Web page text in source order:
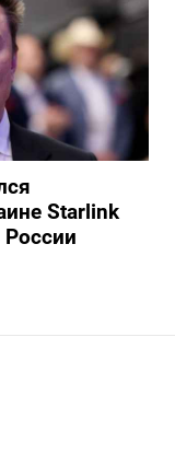
Starlink
России